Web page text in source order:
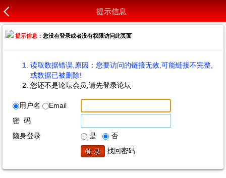
提示信息
提示信息：您没有登录或者没有权限访问此页面
读取数据错误,原因：您要访问的链接无效,可能链接不完整,
或数据已被删除!
您还不是论坛会员,请先登录论坛
用户名
Email
密 码
隐身登录
是
否
找回密码